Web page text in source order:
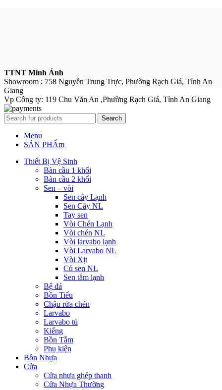
TTNT Minh Ánh
Showroom : 758 Nguyễn Trung Trực, Phường Rạch Giá, Tỉnh An
Giang
Vp Công ty: 119 Chu Văn An ,Phường Rạch Giá, Tỉnh An Giang
Search
Menu
SẢN PHẨm
Thiết Bị Vệ Sinh
Bàn cầu 1 khối
Bàn cầu 2 khối
Sen – vòi
Sen cây Lạnh
Sen Cây NL
Tay sen
Vòi Chén Lạnh
Vòi chén NL
Vòi larvabo lạnh
Vòi Larvabo NL
Vòi Xịt
Củ sen NL
Sen tắm lạnh
Bệ đá
Bồn Tiểu
Chậu rửa chén
Larvabo
Larvabo tủ
Kiếng
Bồn Tắm
Phụ kiện
Bồn Nhựa
Cửa
Cửa nhưa ghép thanh
Cửa Nhựa Thường